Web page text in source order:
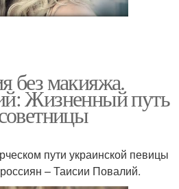
без макияжа.
Жизненный путь
пути украинской певицы
– Таисии Повалий.